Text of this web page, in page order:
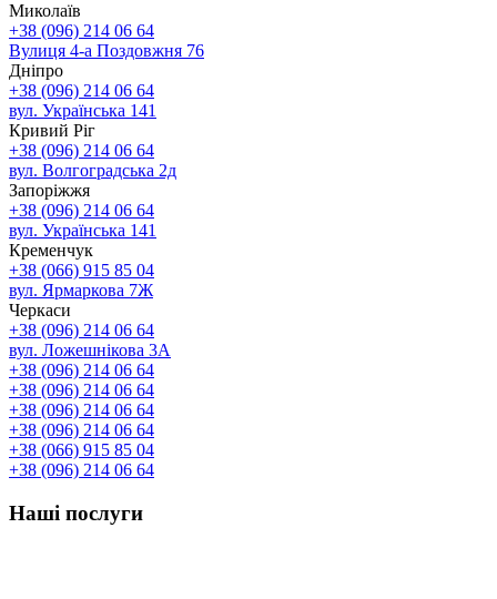
Миколаїв
+38 (096) 214 06 64
Вулиця 4-а Поздовжня 76
Дніпро
+38 (096) 214 06 64
вул. Українська 141
Кривий Ріг
+38 (096) 214 06 64
вул. Волгоградська 2д
Запоріжжя
+38 (096) 214 06 64
вул. Українська 141
Кременчук
+38 (066) 915 85 04
вул. Ярмаркова 7Ж
Черкаси
+38 (096) 214 06 64
вул. Ложешнікова 3А
+38 (096) 214 06 64
+38 (096) 214 06 64
+38 (096) 214 06 64
+38 (096) 214 06 64
+38 (066) 915 85 04
+38 (096) 214 06 64
Наші послуги